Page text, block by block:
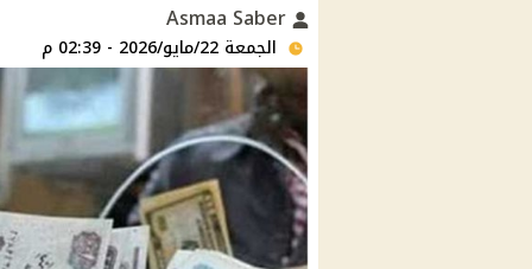
الجمعة 22/مايو/2026 - 02:39 م